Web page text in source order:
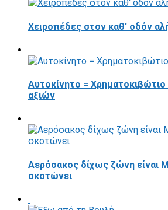
Χειροπέδες στον καθ' οδόν
Αυτοκίνητο =
αξιών
Αερόσακος δίχως ζώνη είναι
σκοτώνει